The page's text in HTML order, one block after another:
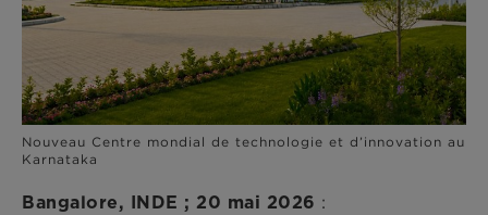
Nouveau Centre mondial de technologie et d’innovation au
Karnataka
Bangalore, INDE ; 20 mai 2026 :